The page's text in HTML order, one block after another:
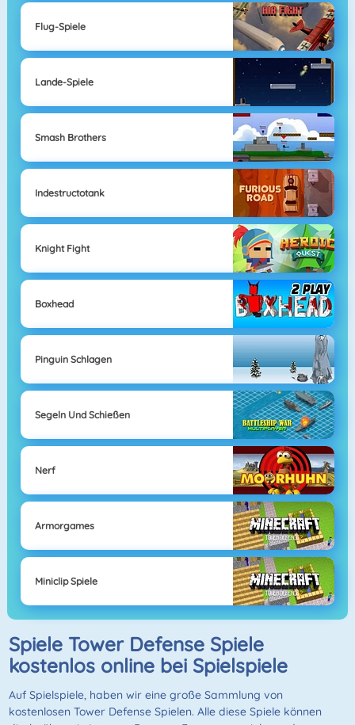
Flug-Spiele
Lande-Spiele
Smash Brothers
Indestructotank
Knight Fight
Boxhead
Pinguin Schlagen
Segeln Und Schießen
Nerf
Armorgames
Miniclip Spiele
Spiele Tower Defense Spiele
kostenlos online bei Spielspiele
Auf Spielspiele, haben wir eine große Sammlung von
kostenlosen Tower Defense Spielen. Alle diese Spiele können